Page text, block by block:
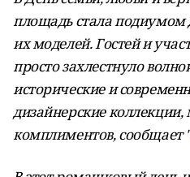
площадь стала подиумом
их моделей. Гостей и
просто захлестнуло
исторические и
дизайнерские
комплиментов, сообщает "